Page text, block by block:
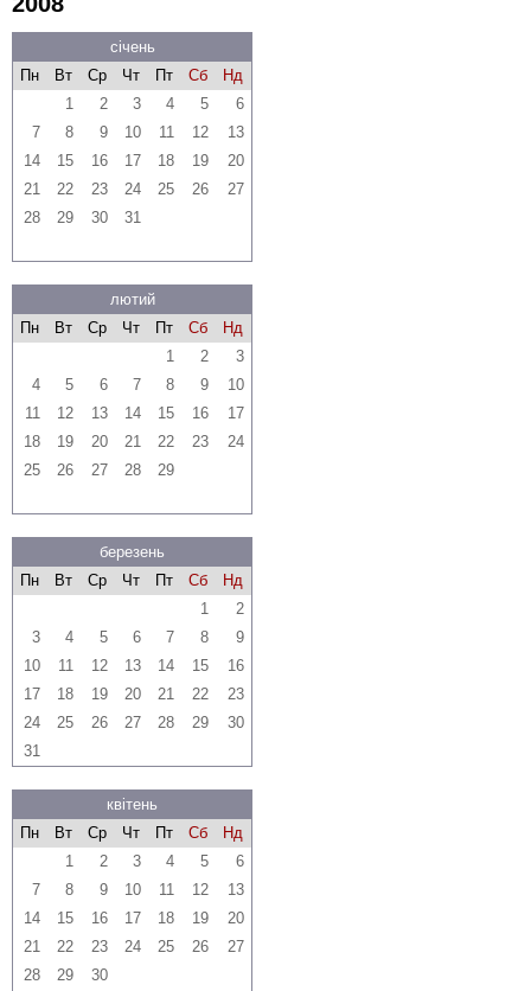
січень
Пн
Вт Ср Чт Пт Сб
Нд
1
2 3 4 5
6
7
8 9 10 11 12
13
14
15 16 17 18 19
20
21
22 23 24 25 26
27
28
29 30 31
лютий
Пн
Вт Ср Чт Пт Сб
Нд
1
2
3
4
5 6 7 8 9
10
11
12 13 14 15 16
17
18
19 20 21 22 23
24
25
26 27 28 29
березень
Пн
Вт Ср Чт Пт Сб
Нд
1
2
3
4 5 6 7 8
9
10
11 12 13 14 15
16
17
18 19 20 21 22
23
24
25 26 27 28 29
30
31
квітень
Пн
Вт Ср Чт Пт Сб
Нд
1
2 3 4 5
6
7
8 9 10 11 12
13
14
15 16 17 18 19
20
21
22 23 24 25 26
27
28
29 30